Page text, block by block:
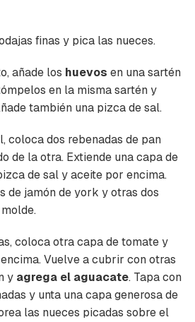
finas y pica las nueces.
añade los huevos en una sartén
en la misma sartén y
también una pizca de sal.
coloca dos rebenadas de pan
de la otra. Extiende una capa de
de sal y aceite por encima.
de jamón de york y otras dos
coloca otra capa de tomate y
Vuelve a cubrir con otras
y agrega el aguacate. Tapa con
y unta una capa generosa de
las nueces picadas sobre el